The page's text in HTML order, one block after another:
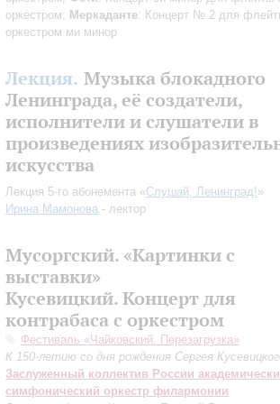
оркестром; Меркаданте: Концерт № 2 для
оркестром ми минор
Лекция. Музыка блокадного
Ленинграда, её создатели,
исполнители и слушатели в
произведениях
искусства
Лекция 5-го абонемента «Слушай, Ленинград! »
Ирина Мамонова - лектор
Мусоргский. «Картинки с
выставки»
Кусевицкий. Концерт для
контрабаса с оркестром
Фестиваль «Чайковский. Перезагрузка»
К 150-летию со дня рождения Сергея
Заслуженный коллектив России
симфонический оркестр филармонии